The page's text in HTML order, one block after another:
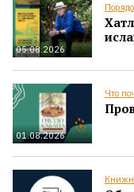
05.08.2026
01.08.2026
Что